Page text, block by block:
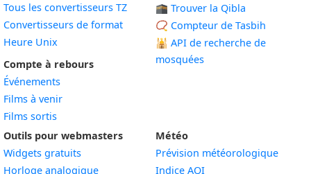
Tous les convertisseurs TZ
Convertisseurs de format
Heure Unix
Compte à rebours
Événements
Films à venir
Films sortis
🕋 Trouver la Qibla
📿 Compteur de Tasbih
🕌 API de recherche de
mosquées
Outils pour webmasters
Widgets gratuits
Horloge analogiqueWidget
Météo
Prévision météorologique
Indice AQI